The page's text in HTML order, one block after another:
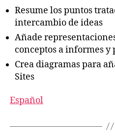
Resume los puntos
intercambio de ideas
Añade
conceptos a informes y
Crea diagramas para
Sites
Español